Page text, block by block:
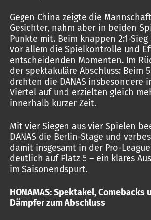
Gegen China zeigte die
Gesichter, nahm aber in beiden
Punkte mit. Beim knappen 2:1-Sieg
vor allem die Spielkontrolle und
entscheidenden Momenten. Im
der spektakuläre Abschluss: Beim
drehten die DANAS insbesondere
Viertel auf und erzielten gleich
innerhalb kurzer Zeit.
Mit vier Siegen aus vier Spielen
DANAS die Berlin-Stage und
damit insgesamt in der Pro-
deutlich auf Platz 5 – ein klares
im Saisonendspurt.
HONAMAS: Spektakel, Comebacks
Dämpfer zum Abschluss